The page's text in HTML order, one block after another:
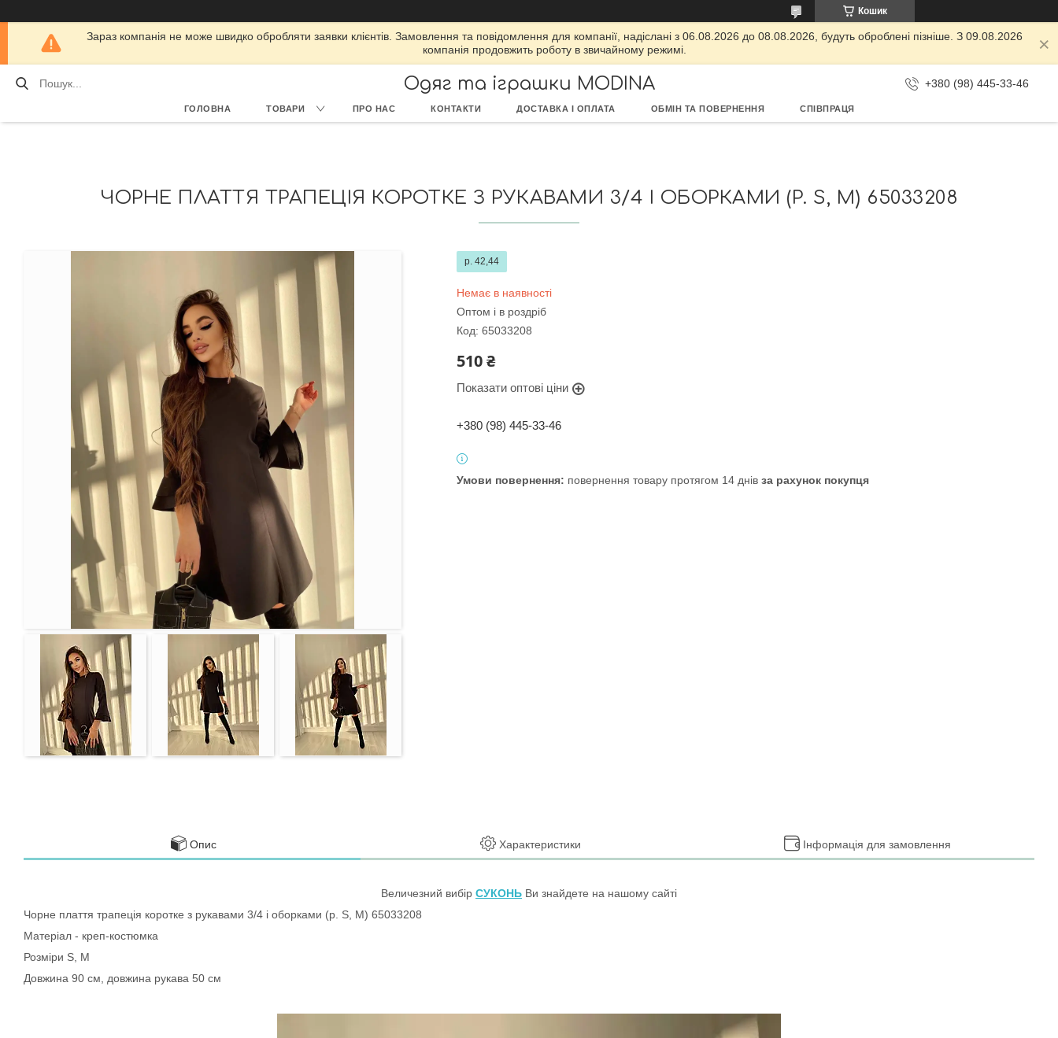
Кошик
Зараз компанія не може швидко обробляти заявки клієнтів. Замовлення та повідомлення для компанії, надіслані з 06.08.2026 до 08.08.2026, будуть оброблені пізніше. З 09.08.2026
компанія продовжить роботу в звичайному режимі.
Одяг та іграшки MODINA +380 (98) 445-33-46
ГОЛОВНА ТОВАРИ ПРО НАС КОНТАКТИ ДОСТАВКА І ОПЛАТА ОБМІН ТА ПОВЕРНЕННЯ СПІВПРАЦЯ
ЧОРНЕ ПЛАТТЯ ТРАПЕЦІЯ КОРОТКЕ З РУКАВАМИ 3/4 І ОБОРКАМИ (Р. S, M) 65033208
р. 42,44
Немає в наявності
Оптом і в роздріб
Код: 65033208
510 ₴
Показати оптові ціни
+380 (98) 445-33-46
повернення товару протягом 14 днів за рахунок покупця
Опис Характеристики Інформація для замовлення
Величезний вибір СУКОНЬ Ви знайдете на нашому сайті
Чорне плаття трапеція коротке з рукавами 3/4 і оборками (р. S, M) 65033208
Матеріал - креп-костюмка
Розміри S, M
Довжина 90 см, довжина рукава 50 см